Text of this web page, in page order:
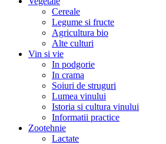
Cereale
Legume si fructe
Agricultura bio
Alte culturi
Vin si vie
In podgorie
In crama
Soiuri de struguri
Lumea vinului
Istoria si cultura vinului
Informatii practice
Zootehnie
Lactate